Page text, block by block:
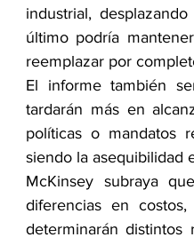
industrial,
último podría
reemplazar por
El informe también
tardarán más en
políticas o mandatos
siendo la asequibilidad
McKinsey subraya
diferencias en
determinarán distintos